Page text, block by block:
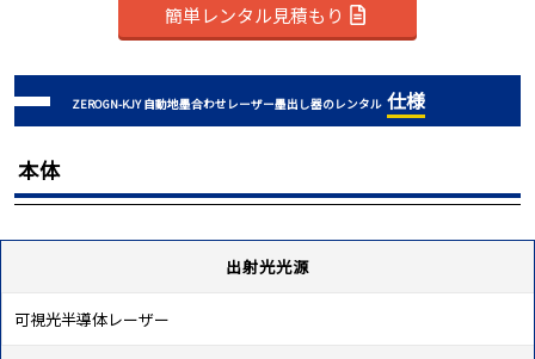
簡単レンタル見積もり
ZEROGN-KJY 自動地墨合わせレーザー墨出し器のレンタル 仕様
本体
出射光光源
可視光半導体レーザー